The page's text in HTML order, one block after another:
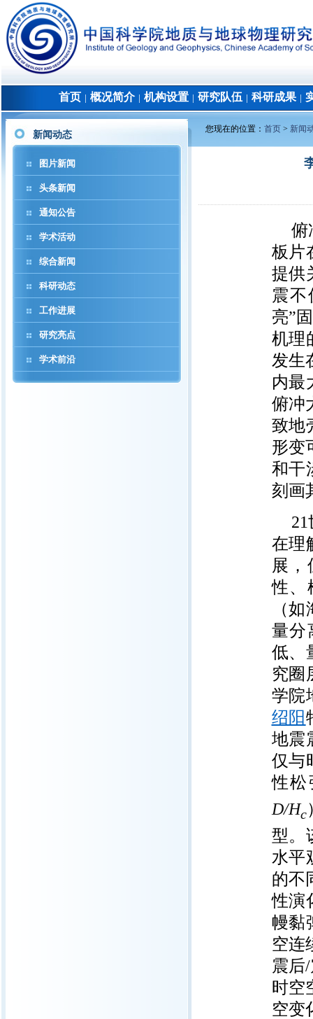
首页 概况简介│ 机构设置 研究队伍 科研成果│
新闻动态
图片新闻
头条新闻
通知公告
学术活动
综合新闻
科研动态
工作进展
研究亮点
学术前沿
您现在的位置： 首页 > 新闻
俯
板片
提供
震
亮”
机理
发生
内最
俯冲
致地
形变
和干
刻画
在理
展
性、
（
量分
低、
究圈
学院
绍阳
地震
仅与
性松
D/Hc
型。
水平
的不
性演
幔黏
空连
震后
时空
空变